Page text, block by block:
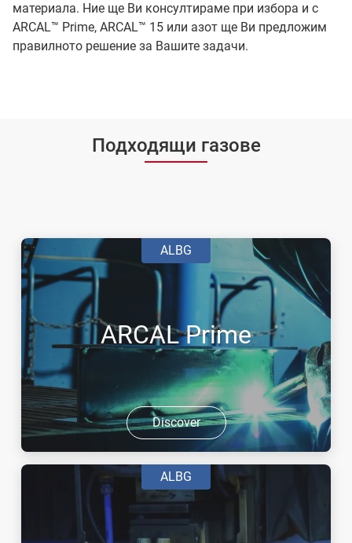
материала. Ние ще Ви консултираме при избора и с
ARCAL™ Prime, ARCAL™ 15 или азот ще Ви предложим
правилното решение за Вашите задачи.
Подходящи газове
ALBG
ARCAL Prime
Discover
ALBG